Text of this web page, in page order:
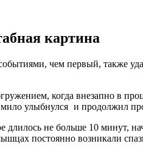
картина
чем первый, также
когда внезапно в
улыбнулся и продолжил
длилось не больше 10 минут,
постоянно возникали